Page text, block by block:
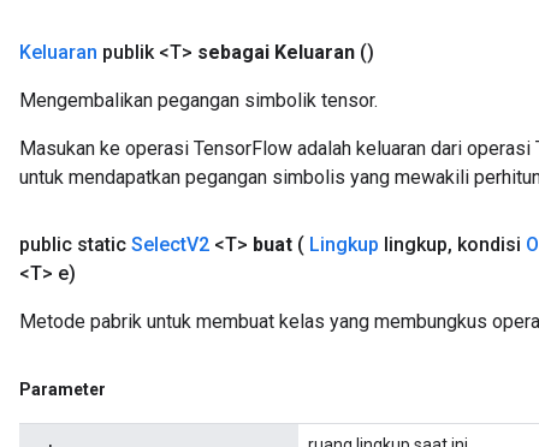
Keluaran publik <T> sebagai Keluaran ()
Mengembalikan pegangan simbolik tensor.
Masukan ke operasi TensorFlow adalah keluaran dari
untuk mendapatkan pegangan simbolis yang mewakili
public static SelectV2 <T> buat ( Lingkup lingkup, kondisi
<T> e)
Metode pabrik untuk membuat kelas yang membungkus
Parameter